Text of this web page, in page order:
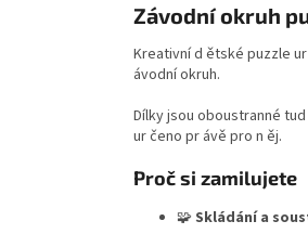
Závodní okruh
Kreativní d ětské puzzle
ávodní okruh.
Dílky jsou oboustranné
ur čeno pr ávě pro n ěj.
Proč si zamilujete
🧩 Skládání a